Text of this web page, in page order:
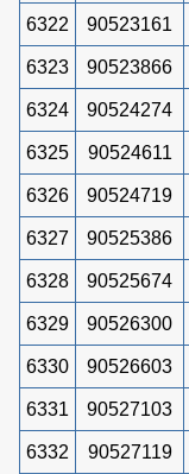
6322 90523161
6323 90523866
6324 90524274
6325 90524611
6326 90524719
6327 90525386
6328 90525674
6329 90526300
6330 90526603
6331 90527103
6332 90527119